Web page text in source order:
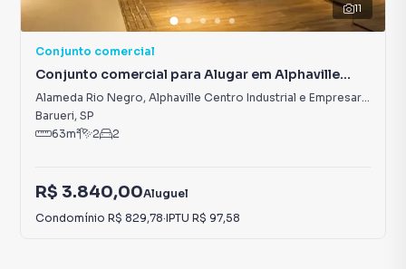
11
Conjunto comercial
Conjunto comercial para Alugar em Alphaville
Centro Industrial e Empresarial/Alphaville.
Alameda Rio Negro, Alphaville Centro Industrial e Empresarial/Alphaville.
Barueri, SP
63m² 2 2
R$ 3.840,00Aluguel
Condomínio R$ 829,78·IPTU R$ 97,58